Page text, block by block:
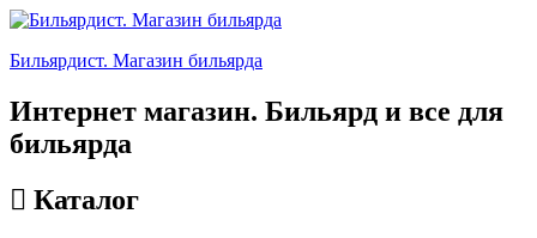
Бильярдист. Магазин бильярда
Интернет магазин. Бильярд и все для
бильярда
Каталог